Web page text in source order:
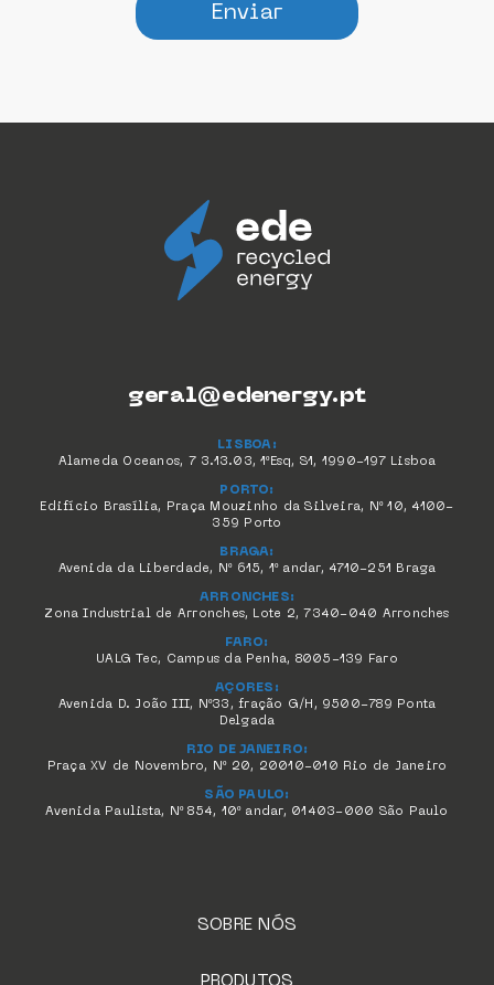
Enviar
geral@edenergy.pt
LISBOA:
Alameda Oceanos, 7 3.13.03, 1ºEsq, S1, 1990-197 Lisboa
PORTO:
Edifício Brasília, Praça Mouzinho da Silveira, Nº 10, 4100-
359 Porto
BRAGA:
Avenida da Liberdade, Nº 615, 1º andar, 4710-251 Braga
ARRONCHES:
Zona Industrial de Arronches, Lote 2, 7340-040 Arronches
FARO:
UALG Tec, Campus da Penha, 8005-139 Faro
AÇORES:
Avenida D. João III, Nº33, fração G/H, 9500-789 Ponta
Delgada
RIO DE JANEIRO:
Praça XV de Novembro, Nº 20, 20010-010 Rio de Janeiro
SÃO PAULO:
Avenida Paulista, Nº 854, 10º andar, 01403-000 São Paulo
SOBRE NÓS
PRODUTOS